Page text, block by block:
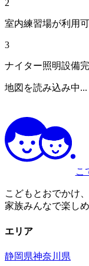
2
室内練習場が利用可
3
ナイター照明設備
地図を読み込み中...
こ
こどもとおでかけ
家族みんなで楽し
エリア
静岡県神奈川県